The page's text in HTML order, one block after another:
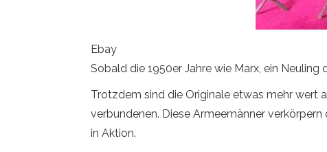
Ebay
Sobald die 1950er Jahre wie Marx, ein Neuling
Trotzdem sind die Originale etwas mehr wert
verbundenen. Diese Armeemänner
in Aktion.